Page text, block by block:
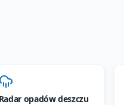
Radar opadów deszczu